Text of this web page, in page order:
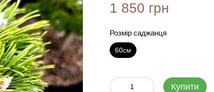
1 850 грн
Розмір саджанця
60см
Купити